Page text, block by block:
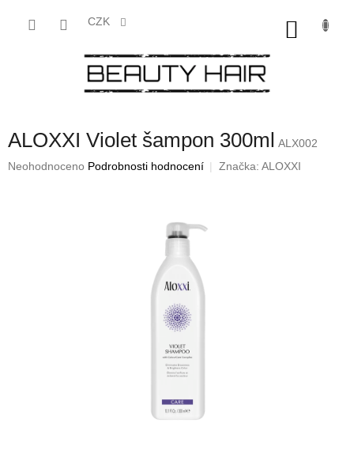
CZK
ALOXXI Violet šampon 300ml ALX002
Průměrné
Neohodnoceno Podrobnosti hodnocení Značka: ALOXXI